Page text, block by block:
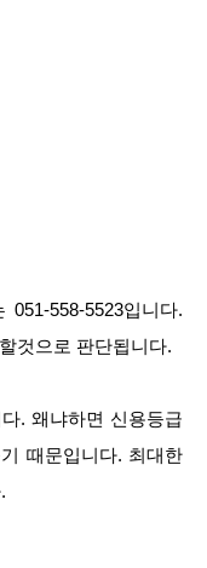
558-5523입니다.
것으로 판단됩니다.
. 왜냐하면 신용등급
때문입니다. 최대한